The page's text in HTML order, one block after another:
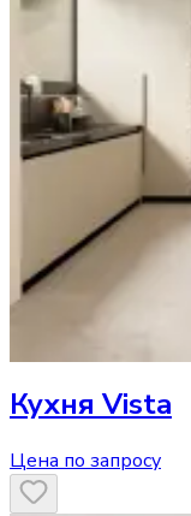
Кухня Vista
Цена по запросу